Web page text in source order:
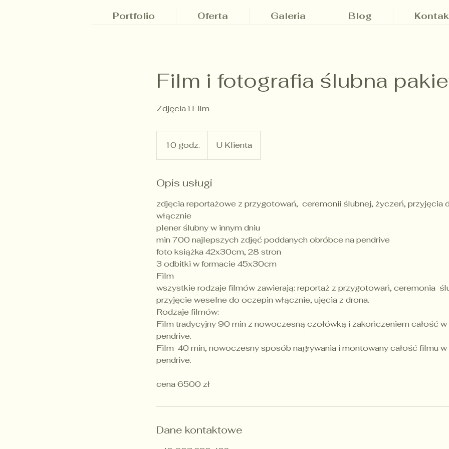
Portfolio Oferta Galeria Blog
Film i fotografia ślubna
Zdjęcia i Film
10 godz.
0
o
z
U Klienta
Opis usługi
zdjęcia reportażowe z przygotowań, ceremonii ślubnej, życzeń, przyjęcia
włącznie
plener ślubny w innym dniu
min 700 najlepszych zdjęć poddanych obróbce na pendrive
foto książka 42x30cm, 28 stron
3 odbitki w formacie 45x30cm
Film
wszystkie rodzaje filmów zawierają: reportaż z przygotowań, ceremonia
przyjęcie weselne do oczepin włącznie, ujęcia z drona.
Rodzaje filmów:
Film tradycyjny 90 min z nowoczesną czołówką i zakończeniem całość w
pendrive.
Film 40 min, nowoczesny sposób nagrywania i montowany całość filmu w
pendrive.
Dane kontaktowe